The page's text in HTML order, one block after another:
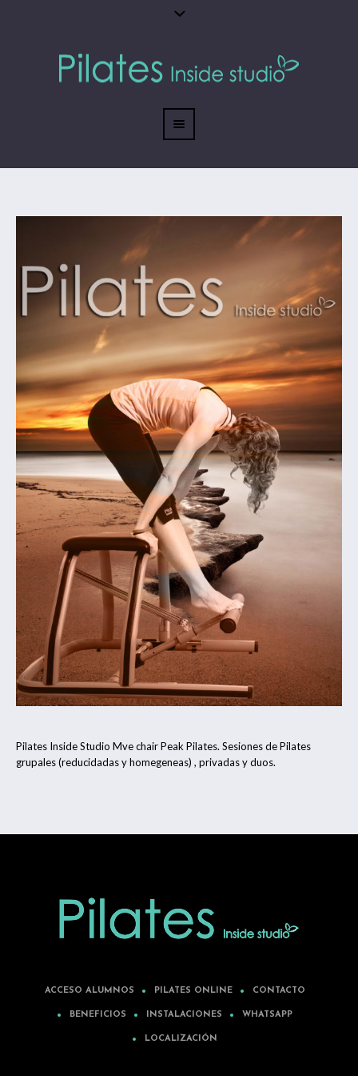
Pilates Inside Studio Mve chair Peak Pilates. Sesiones de Pilates
grupales (reducidadas y homegeneas) , privadas y duos.
ACCESO ALUMNOS PILATES ONLINE CONTACTO
BENEFICIOS INSTALACIONES WHATSAPP
LOCALIZACIÓN